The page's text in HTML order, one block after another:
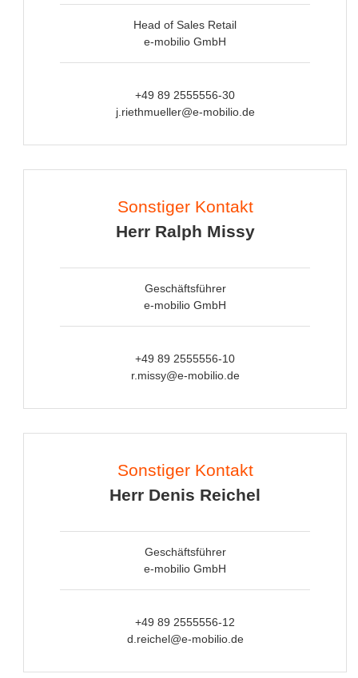
Head of Sales Retail
e-mobilio GmbH
+49 89 2555556-30
j.riethmueller@e-mobilio.de
Sonstiger Kontakt
Herr Ralph Missy
Geschäftsführer
e-mobilio GmbH
+49 89 2555556-10
r.missy@e-mobilio.de
Sonstiger Kontakt
Herr Denis Reichel
Geschäftsführer
e-mobilio GmbH
+49 89 2555556-12
d.reichel@e-mobilio.de